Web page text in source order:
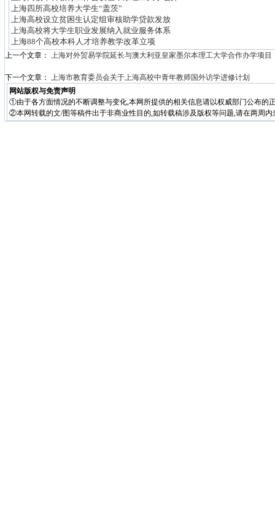
上海四所高校培养大学生“盖茨”
上海高校设立贫困生认定组审核助学贷款发放
上海高校将大学生职业发展纳入就业服务体系
上海88个高校本科人才培养教学改革立项
上一个文章： 上海对外贸易学院延长与澳大利亚皇家墨尔本理工大学合作办学项目
下一个文章： 上海市教育委员会关于上海高校中青年教师国外访学进修计划
网站版权与免责声明
①由于各方面情况的不断调整与变化,本网所提供的相关信息请以权威部门公布的
②本网转载的文/图等稿件出于非商业性目的,如转载稿涉及版权等问题,请在两周内